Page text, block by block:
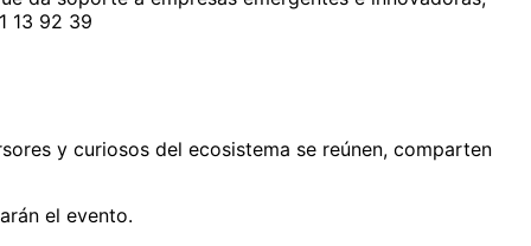
13 92 39
y curiosos del ecosistema se reúnen, comparten
el evento.